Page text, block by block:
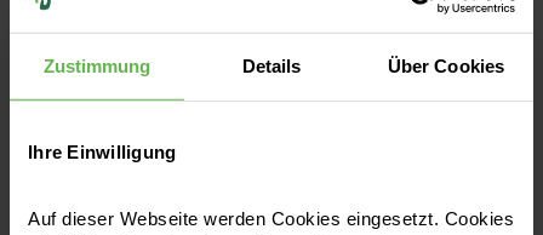
Zustimmung Details Über Cookies
Ihre Einwilligung
Auf dieser Webseite werden Cookies eingesetzt. Cookies
~ 10,1 Jahre